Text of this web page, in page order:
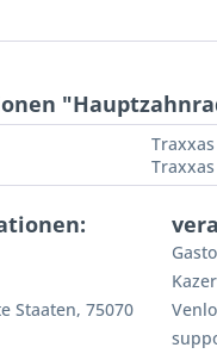
Staaten, 75070